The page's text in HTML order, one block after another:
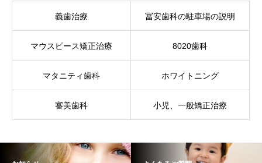
義歯治療 冨安歯科の駐車場の説明
マウスピース矯正治療 8020歯科
マタニティ歯科 ホワイトニング
審美歯科 小児、一般矯正治療